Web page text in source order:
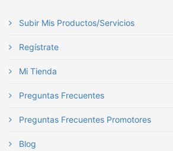
Subir Mis Productos/Servicios
Regístrate
Mi Tienda
Preguntas Frecuentes
Preguntas Frecuentes Promotores
Blog